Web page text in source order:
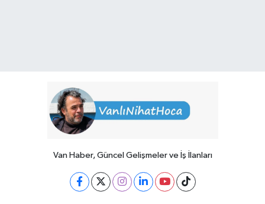
Van Haber, Güncel Gelişmeler ve İş İlanları